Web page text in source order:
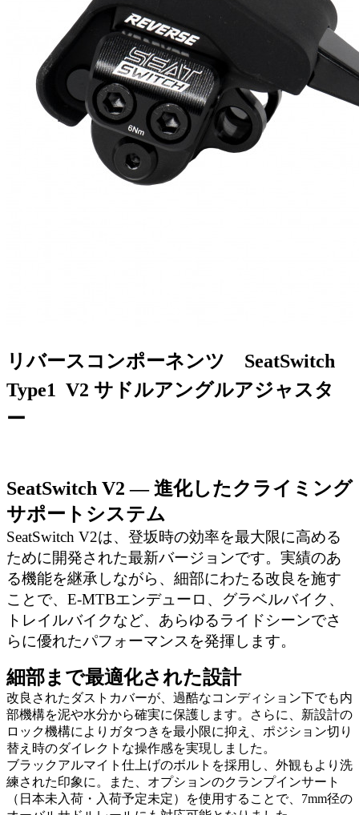
リバースコンポーネンツ SeatSwitch
Type1 V2 サドルアングルアジャスタ
ー
SeatSwitch V2 ― 進化したクライミング
サポートシステム
SeatSwitch V2は、登坂時の効率を最大限に高める
ために開発された最新バージョンです。実績のあ
る機能を継承しながら、細部にわたる改良を施す
ことで、E-MTBエンデューロ、グラベルバイク、
トレイルバイクなど、あらゆるライドシーンでさ
らに優れたパフォーマンスを発揮します。
細部まで最適化された設計
改良されたダストカバーが、過酷なコンディション下でも内
部機構を泥や水分から確実に保護します。さらに、新設計の
ロック機構によりガタつきを最小限に抑え、ポジション切り
替え時のダイレクトな操作感を実現しました。
ブラックアルマイト仕上げのボルトを採用し、外観もより洗
練された印象に。また、オプションのクランプインサート
（日本未入荷・入荷予定未定）を使用することで、7mm径の